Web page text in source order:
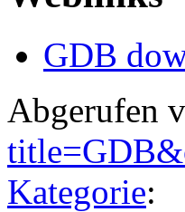
GDB
Abgerufen
Kategorie: